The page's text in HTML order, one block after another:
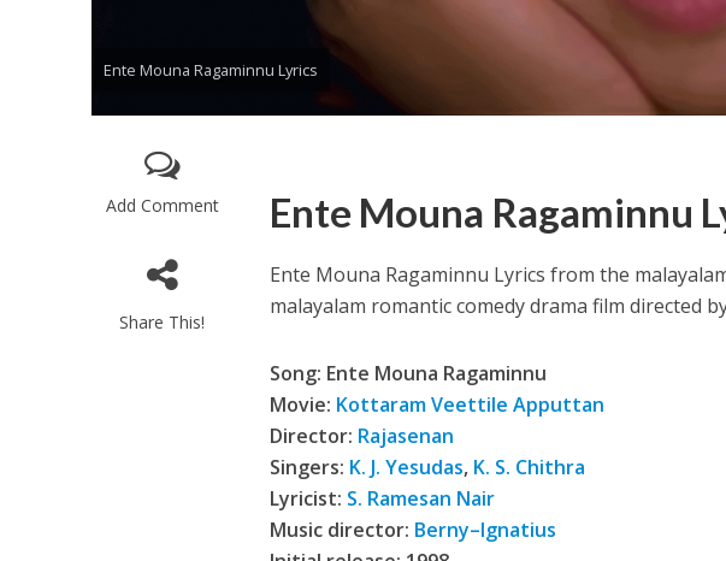
Viral Thodathe Lyrics – Solomante
Ente Mouna Ragaminnu Lyrics
Add Comment
Share This!
Ente Mouna Ragaminnu
Ente Mouna Ragaminnu Lyrics from the
malayalam romantic comedy drama film directed
Song: Ente Mouna Ragaminnu
Movie: Kottaram Veettile Apputtan
Director: Rajasenan
Singers: K. J. Yesudas, K. S. Chithra
Lyricist: S. Ramesan Nair
Music director: Berny–Ignatius